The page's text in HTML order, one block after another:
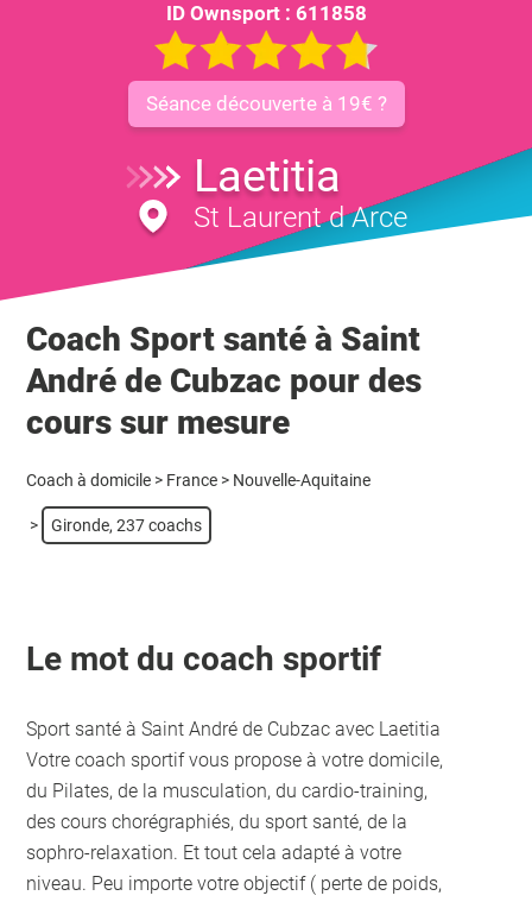
ID Ownsport : 611858
Séance découverte à 19€ ?
Laetitia
St Laurent d Arce
Coach Sport santé à Saint
André de Cubzac pour des
cours sur mesure
Coach à domicile > France > Nouvelle-Aquitaine
> Gironde, 237 coachs
Le mot du coach sportif
Sport santé à Saint André de Cubzac avec Laetitia
Votre coach sportif vous propose à votre domicile,
du Pilates, de la musculation, du cardio-training,
des cours chorégraphiés, du sport santé, de la
sophro-relaxation. Et tout cela adapté à votre
niveau. Peu importe votre objectif ( perte de poids,